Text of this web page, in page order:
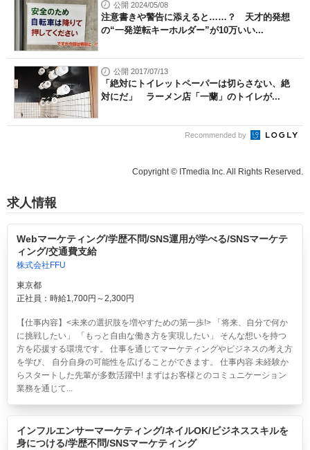
公開 2024/05/08
注意書きや警告に添えると……？ 天才的発想
の“一発逆転キーホルダー”が10万いい...
公開 2017/07/13
「絶対にトイレットペーパーは切らさない、絶
対にだ」 ラーメン店「一蘭」のトイレが...
Recommended by
Copyright © ITmedia Inc. All Rights Reserved.
求人情報
Webマーケティング/学歴不問/SNS運用が学べる/SNSマーケテ
ィング/交通費支給
株式会社FFU
東京都
正社員：時給1,700円～2,300円
【仕事内容】<未来の選択肢を増やすための第一歩!> 「将来、自分で何か
に挑戦したい」 「もっと自由な働き方を実現したい」 そんな想いを持つ
方を応援する環境です。 仕事を通じてマーケティングやビジネスの考え方
を学び、 自分自身の可能性を広げることができます。 仕事内容 未経験か
らスタートした先輩が多数活躍中! まずはお客様とのコミュニケーション
業務を通じて...
インフルエンサーマーケティング/ネイルOK/ビジネススキルを
身につける/学歴不問/SNSマーケティング